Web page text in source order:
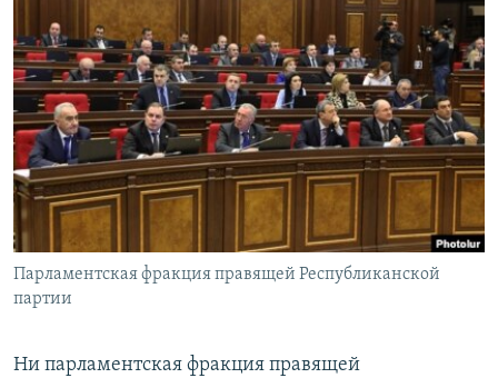
СПОРТ
АРХИВ
Հայերեն
English
Русский
Все сайты Радио Азатутюн
Парламентская фракция правящей Республиканской
партии
Ни парламентская фракция правящей